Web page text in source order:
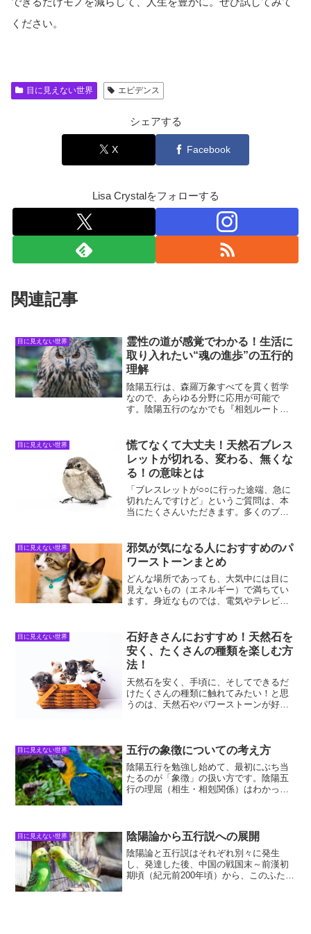
ください。
目に見えない世界 エビデンス
シェアする
X Facebook
Lisa Crystalをフォローする
関連記事
目に見えない世界
霊性の道が感覚でわかる！生活に
取り入れたい“魂の進歩”の五行的
理解
陰陽五行は、森羅万象すべてを貫く哲学
なので、あらゆる分野に応用が可能で
す。陰陽五行のなかでも『相剋ルート』
おきたい考え方です。（個人的には、こ
の『相剋ルート』で説明され...
目に見えない世界
慌てなくて大丈夫！天然石ブレス
レットが切れる、変わる、無くな
る！の意味とは
「ブレスレットが○○に行った途端、急に
切れたんですけど」というご質問は、本
当にたくさんいただきます。多くのブレ
ても繊維が部分的に切れることが多いの
が特徴です。しかし、そ...
目に見えない世界
邪気が気になる人におすすめのパ
ワーストーンまとめ
どんな場所であっても、大気中には目に
見えないもの（エネルギー）で満ちてい
ます。身近なものでは、電気やテレビ、
たちの役に立っているものです。一方
で、私たちにとってネガティ...
目に見えない世界
石好きさんにおすすめ！天然石を
安く、たくさんの種類を楽しむ方
法！
天然石を安く、手頃に、そしてできるだ
けたくさんの種類に触れてみたい！と思
うのは、天然石やパワーストーンが好き
なかなか手が出せない高級...
目に見えない世界 五行の象徴についての考え方
陰陽五行を勉強し始めて、最初にぶち当
たるのが「象徴」の扱い方です。陰陽五
行の理屈（相生・相剋関係）はわかって
す。陰陽五行は象徴を扱う...
目に見えない世界 陰陽論から五行説への展開
陰陽論と五行説はそれぞれ別々に発生
し、発達した後、中国の戦国末～前漢初
期頃（紀元前200年頃）から、このふたつ